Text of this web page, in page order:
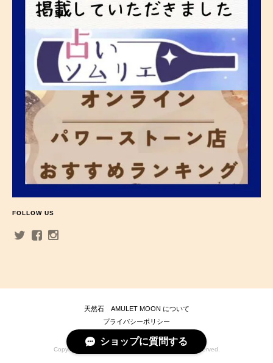
FOLLOW US
天然石 AMULET MOON について
プライバシーポリシー
Copyright © 天然石 AMULET MOON . All Rights Reserved.
ショップに質問する